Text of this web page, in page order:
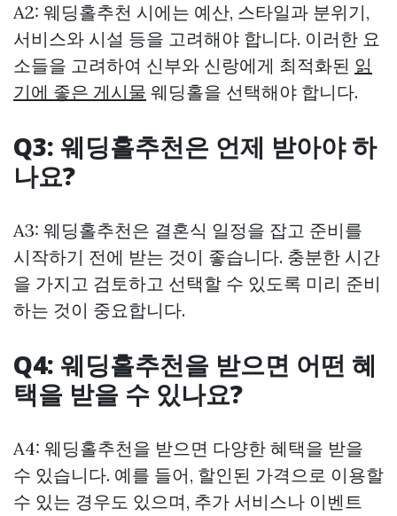
A2: 웨딩홀추천 시에는 예산, 스타일과 분위기,
서비스와 시설 등을 고려해야 합니다. 이러한 요
소들을 고려하여 신부와 신랑에게 최적화된 읽
기에 좋은 게시물 웨딩홀을 선택해야 합니다.
Q3: 웨딩홀추천은 언제 받아야 하
나요?
A3: 웨딩홀추천은 결혼식 일정을 잡고 준비를
시작하기 전에 받는 것이 좋습니다. 충분한 시간
을 가지고 검토하고 선택할 수 있도록 미리 준비
하는 것이 중요합니다.
Q4: 웨딩홀추천을 받으면 어떤 혜
택을 받을 수 있나요?
A4: 웨딩홀추천을 받으면 다양한 혜택을 받을
수 있습니다. 예를 들어, 할인된 가격으로 이용할
수 있는 경우도 있으며, 추가 서비스나 이벤트